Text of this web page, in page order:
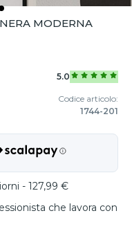
MODERNA
5.0
Codice articolo:
1744-201
- 127,99 €
che lavora con